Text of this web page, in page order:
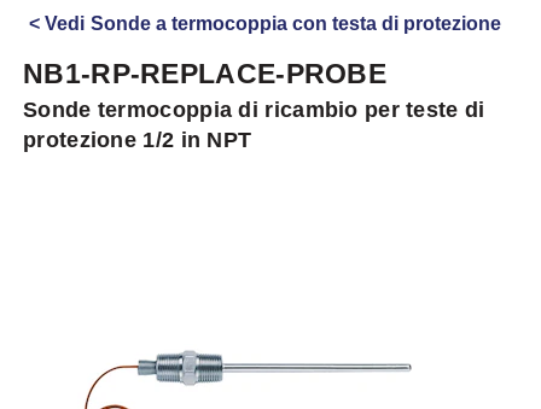
Vedi Sonde a termocoppia con testa di protezione
NB1-RP-REPLACE-PROBE
Sonde termocoppia di ricambio per teste di
protezione 1/2 in NPT